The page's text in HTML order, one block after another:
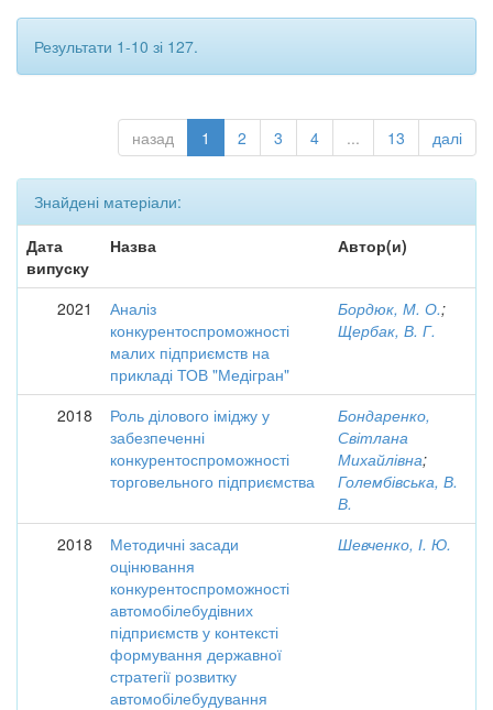
Результати 1-10 зі 127.
назад 1 2 3 4 ... 13 далі
Знайдені матеріали:
Дата
випуску
Назва Автор(и)
2021
Аналіз
конкурентоспроможності
малих підприємств на
прикладі ТОВ "Медігран"
Бордюк, М. О.;
Щербак, В. Г.
2018
Роль ділового іміджу у
забезпеченні
конкурентоспроможності
торговельного підприємства
Бондаренко,
Світлана
Михайлівна;
Голембівська, В.
В.
2018
Методичні засади
оцінювання
конкурентоспроможності
автомобілебудівних
підприємств у контексті
формування державної
стратегії розвитку
автомобілебудування
Шевченко, І. Ю.